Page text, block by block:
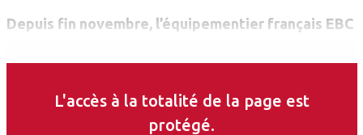
Depuis fin novembre, l’équipementier français EBC
80, d’OptoVue.
L'accès à la totalité de la page est
protégé.